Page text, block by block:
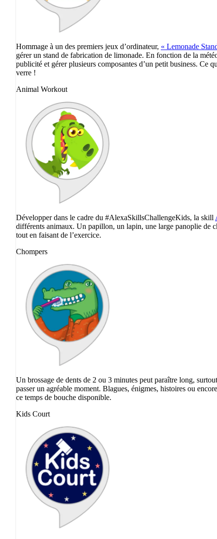
Hommage à un des premiers jeux d’ordinateur, « Lemonade
gérer un stand de fabrication de limonade. En fonction de la
publicité et gérer plusieurs composantes d’un petit business. Ce
verre !
Animal Workout
Développer dans le cadre du #AlexaSkillsChallengeKids, la skill
différents animaux. Un papillon, un lapin, une large panoplie de
tout en faisant de l’exercice.
Chompers
Un brossage de dents de 2 ou 3 minutes peut paraître long,
passer un agréable moment. Blagues, énigmes, histoires ou
ce temps de bouche disponible.
Kids Court